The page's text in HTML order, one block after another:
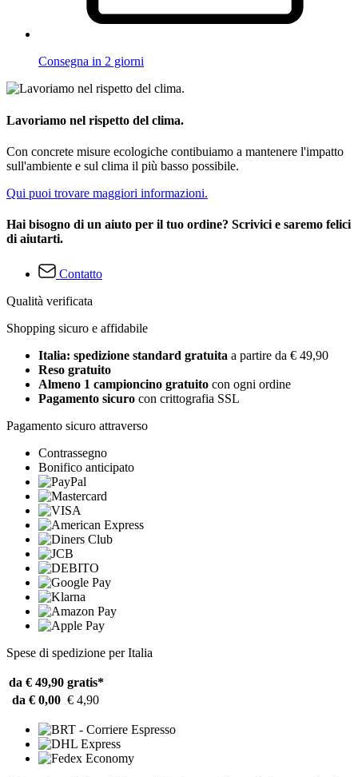
Consegna in 2 giorni
Lavoriamo nel rispetto del clima.
Con concrete misure ecologiche contibuiamo a mantenere l'impatto
sull'ambiente e sul clima il più basso possibile.
Qui puoi trovare maggiori informazioni.
Hai bisogno di un aiuto per il tuo ordine? Scrivici e saremo felici
di aiutarti.
Contatto
Qualità verificata
Shopping sicuro e affidabile
Italia: spedizione standard gratuita a partire da € 49,90
Reso gratuito
Almeno 1 campioncino gratuito con ogni ordine
Pagamento sicuro con crittografia SSL
Pagamento sicuro attraverso
Contrassegno
Bonifico anticipato
Spese di spedizione per Italia
da € 49,90 gratis*
da € 0,00 € 4,90